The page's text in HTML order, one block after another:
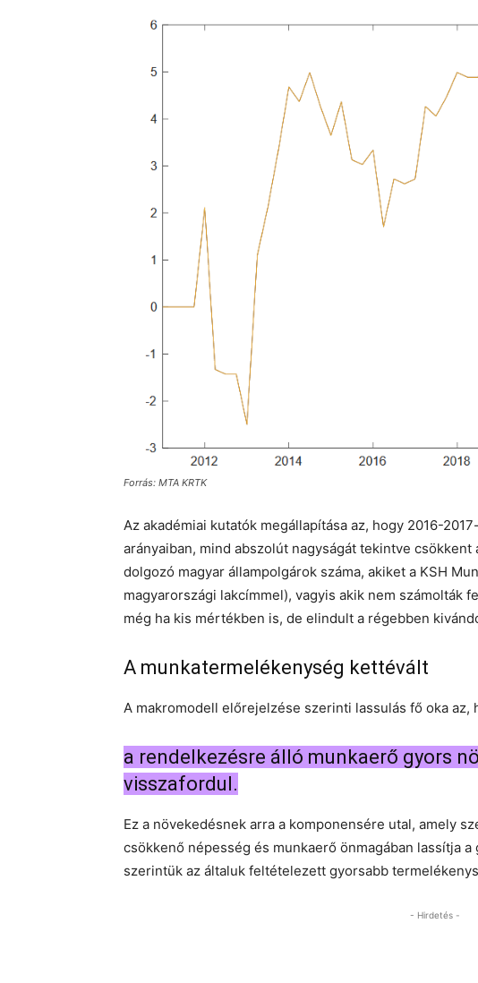
Forrás: MTA KRTK
Az akadémiai kutatók megállapítása az, hogy 2016-
arányaiban, mind abszolút nagyságát tekintve
dolgozó magyar állampolgárok száma, akiket a KSH
magyarországi lakcímmel), vagyis akik nem számolták
még ha kis mértékben is, de elindult a régebben
A munkatermelékenység kettévált
A makromodell előrejelzése szerinti lassulás fő oka az,
a rendelkezésre álló munkaerő gyors
visszafordul.
Ez a növekedésnek arra a komponensére utal, amely
csökkenő népesség és munkaerő önmagában lassítja
szerintük az általuk feltételezett gyorsabb
- Hirdetés -